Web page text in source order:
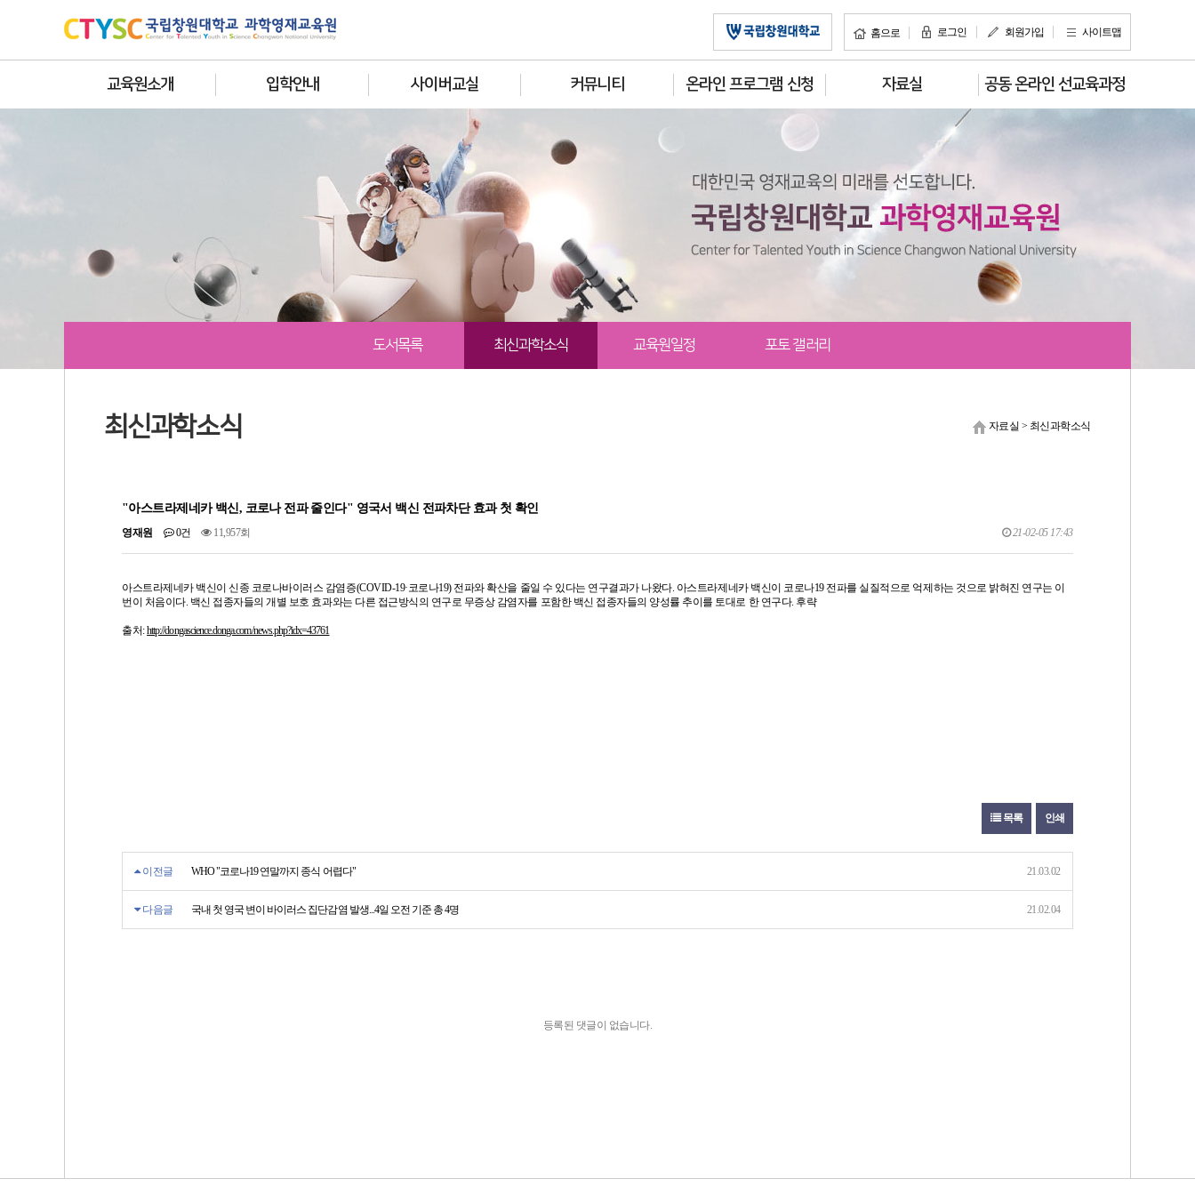
홈으로 로그인 회원가입 사이트맵
교육원소개 입학안내 사이버교실 커뮤니티 온라인 프로그램 신청 자료실 공동 온라인 선교육과정
도서목록 최신과학소식 교육원일정 포토 갤러리
최신과학소식 자료실 > 최신과학소식
"아스트라제네카 백신, 코로나 전파 줄인다" 영국서 백신 전파차단 효과 첫 확인
영재원 0건 11,957회 21-02-05 17:43
아스트라제네카 백신이 신종 코로나바이러스 감염증(COVID-19·코로나19) 전파와 확산을 줄일 수 있다는 연구결과가 나왔다. 아스트라제네카 백신이 코로나19 전파를 실질적으로 억제하는 것으로 밝혀진 연구는 이
번이 처음이다. 백신 접종자들의 개별 보호 효과와는 다른 접근방식의 연구로 무증상 감염자를 포함한 백신 접종자들의 양성률 추이를 토대로 한 연구다. 후략
출처:http://dongascience.donga.com/news.php?idx=43761
목록 인쇄
이전글 WHO "코로나19 연말까지 종식 어렵다" 21.03.02
다음글 국내 첫 영국 변이 바이러스 집단감염 발생...4일 오전 기준 총 4명 21.02.04
등록된 댓글이 없습니다.